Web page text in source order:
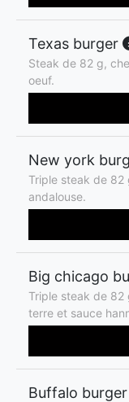
Texas burger
Steak de 82 g,
oeuf.
New york
Triple steak de 82
andalouse.
Big chicago
Triple steak de 82
terre et sauce
Buffalo burger